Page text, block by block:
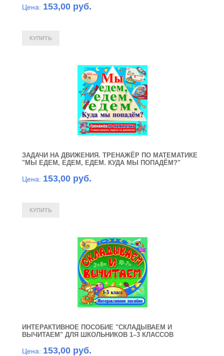
Цена: 153,00 руб.
ЗАДАЧИ НА ДВИЖЕНИЯ. ТРЕНАЖЁР ПО МАТЕМАТИКЕ
"МЫ ЕДЕМ, ЕДЕМ, ЕДЕМ. КУДА МЫ ПОПАДЁМ?"
Цена: 153,00 руб.
ИНТЕРАКТИВНОЕ ПОСОБИЕ "СКЛАДЫВАЕМ И
ВЫЧИТАЕМ" ДЛЯ ШКОЛЬНИКОВ 1–3 КЛАССОВ
Цена: 153,00 руб.